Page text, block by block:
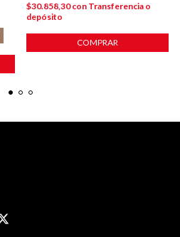
$30.858,30con Transferencia o
depósito
COMPRAR